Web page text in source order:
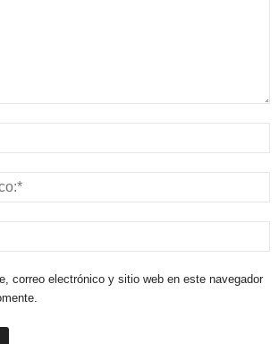
correo electrónico y sitio web en este navegador